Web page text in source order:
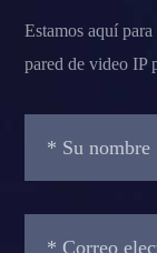
Estamos aquí
pared de video IP